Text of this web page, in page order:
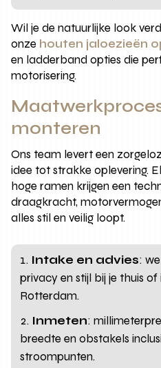
Wil je de natuurlijke look
onze houten jaloezieën
en ladderband opties die
motorisering.
monteren
Ons team levert een
idee tot strakke oplevering.
hoge ramen krijgen een
draagkracht,
alles stil en veilig loopt.
Intake en advies:
privacy en stijl bij je thuis
Rotterdam.
Inmeten:
breedte en obstakels
stroompunten.